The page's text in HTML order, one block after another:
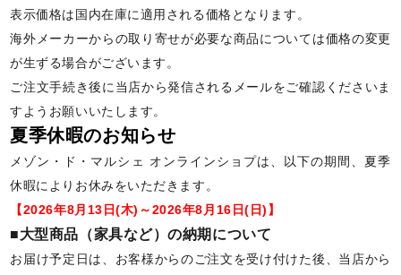
表示価格は国内在庫に適用される価格となります。
海外メーカーからの取り寄せが必要な商品については価格の変更
が生ずる場合がございます。
ご注文手続き後に当店から発信されるメールをご確認くださいま
すようお願いいたします。
夏季休暇のお知らせ
メゾン・ド・マルシェ オンラインショプは、以下の期間、夏季
休暇によりお休みをいただきます。
【2026年8月13日(木)～2026年8月16日(日)】
■大型商品（家具など）の納期について
お届け予定日は、お客様からのご注文を受け付けた後、当店から